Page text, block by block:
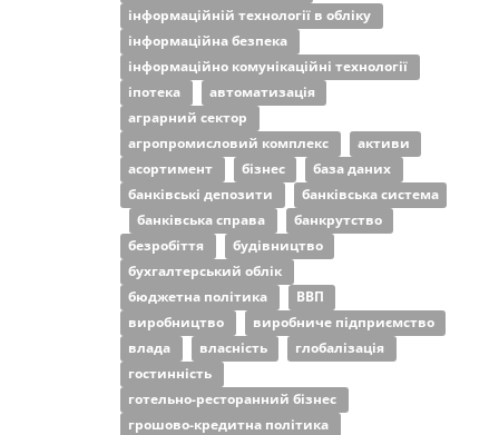
інформаційній технології в обліку
інформаційна безпека
інформаційно комунікаційні технології
іпотека
автоматизація
аграрний сектор
агропромисловий комплекс
активи
асортимент
бізнес
база даних
банківські депозити
банківська система
банківська справа
банкрутство
безробіття
будівництво
бухгалтерський облік
бюджетна політика
ВВП
виробництво
виробниче підприємство
влада
власність
глобалізація
гостинність
готельно-ресторанний бізнес
грошово-кредитна політика